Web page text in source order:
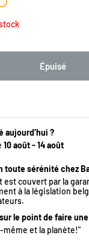
Épuisé
aujourd’hui ?
10 août-14 août
toute sérénité chez
est couvert par la
à la législation
le point de faire
même et la planète!"